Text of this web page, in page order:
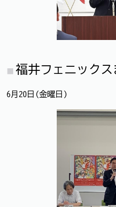
福井フェニック
6月20日(金曜日)